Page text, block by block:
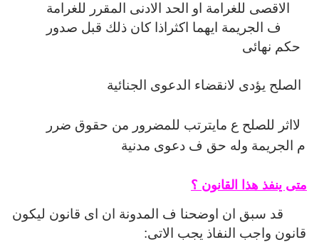
الاقصى للغرامة او الحد الادنى المقرر للغرامة
ف الجريمة ايهما اكثراذا كان ذلك قبل صدور
حكم نهائى
الصلح يؤدى لانقضاء الدعوى الجنائية
لااثر للصلح ع مايترتب للمضرور من حقوق ضرر
م الجريمة وله حق ف دعوى مدنية
متى ينفذ هذا القانون ؟
قد سبق ان اوضحنا ف المدونة ان اى قانون ليكون
قانون واجب النفاذ يجب الاتى: